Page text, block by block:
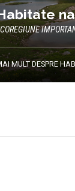
MULT DESPRE